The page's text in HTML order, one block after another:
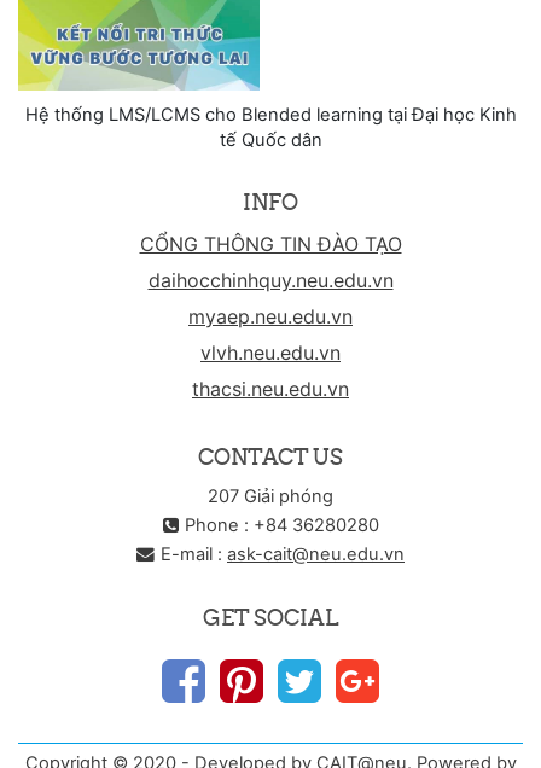
Hệ thống LMS/LCMS cho Blended learning tại Đại học Kinh
tế Quốc dân
INFO
CỔNG THÔNG TIN ĐÀO TẠO
daihocchinhquy.neu.edu.vn
myaep.neu.edu.vn
vlvh.neu.edu.vn
thacsi.neu.edu.vn
CONTACT US
207 Giải phóng
Phone : +84 36280280
E-mail : ask-cait@neu.edu.vn
GET SOCIAL
Copyright © 2020 - Developed by CAIT@neu. Powered by